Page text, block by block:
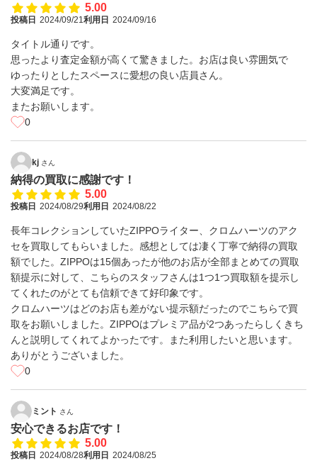
5.00
投稿日 2024/09/21利用日 2024/09/16
タイトル通りです。
思ったより査定金額が高くて驚きました。お店は良い雰囲気で
ゆったりとしたスペースに愛想の良い店員さん。
大変満足です。
またお願いします。
0
kj さん
納得の買取に感謝です！
5.00
投稿日 2024/08/29利用日 2024/08/22
長年コレクションしていたZIPPOライター、クロムハーツのアク
セを買取してもらいました。感想としては凄く丁寧で納得の買取
額でした。ZIPPOは15個あったが他のお店が全部まとめての買取
額提示に対して、こちらのスタッフさんは1つ1つ買取額を提示し
てくれたのがとても信頼できて好印象です。
クロムハーツはどのお店も差がない提示額だったのでこちらで買
取をお願いしました。ZIPPOはプレミア品が2つあったらしくきち
んと説明してくれてよかったです。また利用したいと思います。
ありがとうございました。
0
ミント さん
安心できるお店です！
5.00
投稿日 2024/08/28利用日 2024/08/25